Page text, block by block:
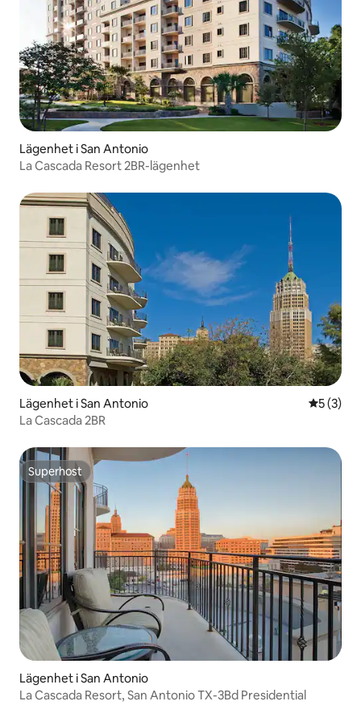
Lägenhet i San Antonio
La Cascada Resort 2BR-lägenhet
Lägenhet i San Antonio 5 av 5 i
5 (3)
La Cascada 2BR
Superhost
Superhost
Lägenhet i San Antonio
La Cascada Resort, San Antonio TX-3Bd Presidential